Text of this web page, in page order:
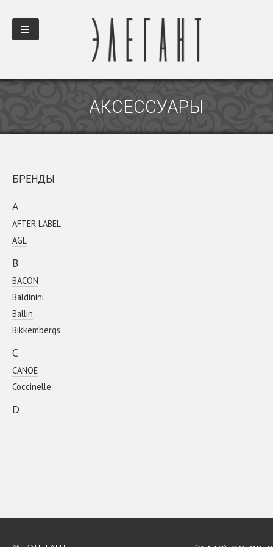
АКСЕССУАРЫ
БРЕНДЫ
A
AFTER LABEL
AGL
B
BACON
Baldinini
Ballin
Bikkembergs
C
CANOE
Coсcinelle
D